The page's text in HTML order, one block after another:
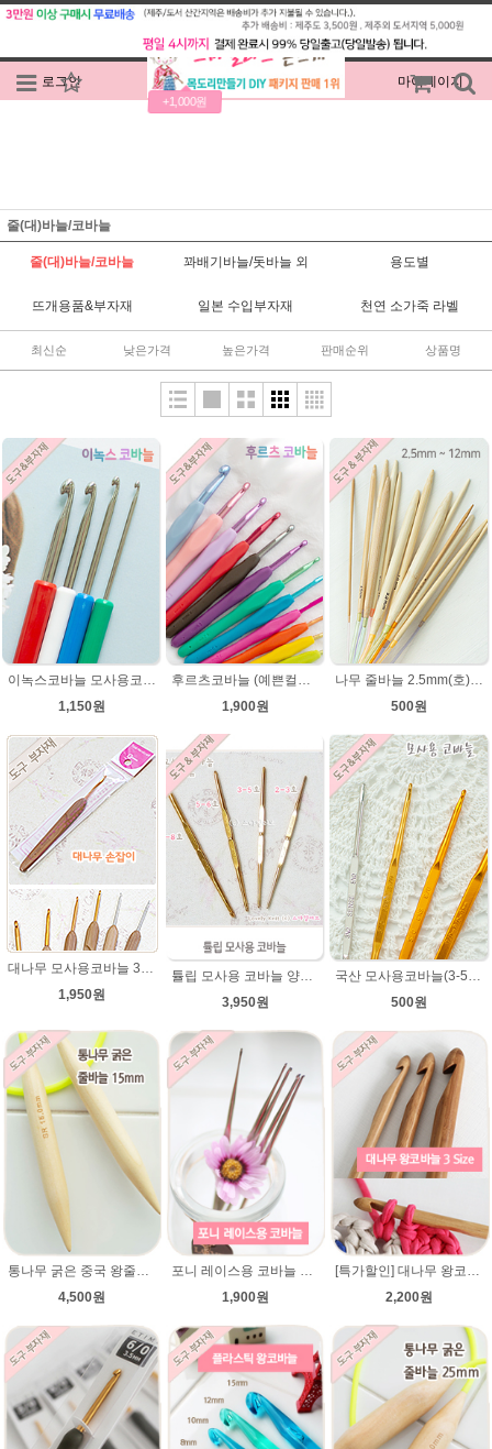
로그인 회원가입
+1,000원
주문조회 마이페이지
줄(대)바늘/코바늘
줄(대)바늘/코바늘 꽈배기바늘/돗바늘 외 용도별
뜨개용품&부자재 일본 수입부자재 천연 소가죽 라벨
최신순 낮은가격 높은가격 판매순위 상품명
1,150원
1,900원
500원
1,950원
3,950원
500원
통나무 굵은 중국 왕줄바늘(15mm)/총길이 70~72cm/루피망고모자뜨기 줄바늘/굵은대바늘/네츄럴울/컨트리/컨트리뉴/매직소프트
4,500원
포니 레이스용 코바늘 0.9mm/1.0mm/1.25mm/1.5mm/1.75mm/레이스용코바늘/lace/레이스코바늘
1,900원
[특가할인] 대나무 왕코바늘/가볍고 견고한 굵은코바늘/저렴한 가격 왕코바늘/모사용코바늘/패브릭얀 코바늘/루피망고 코바늘
2,200원